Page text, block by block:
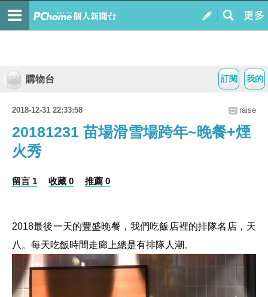
我的
訂閱
購物台
2018-12-31 22:33:58 raise
20181231 苗場滑雪場跨年~晚餐+煙
火秀
留言 1 收藏 0 推薦 0
2018最後一天的豐盛晚餐，我們吃飯店裡的排隊名店，天
八。每天吃飯時間走廊上總是有排隊人潮。